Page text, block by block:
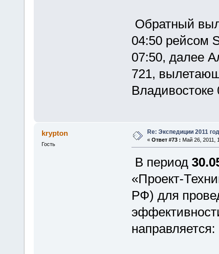
Обратный
04:50 рейсом
07:50, далее
721,
Владивостоке
krypton
Гость
Re: Экспедиции 2011
« Ответ #73 : Май 26, 2011,
В период
«Проект-
РФ) для
направляется: